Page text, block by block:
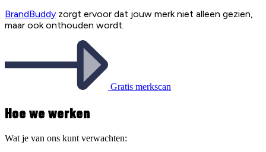
BrandBuddy zorgt ervoor dat jouw merk niet alleen gezien,
maar ook onthouden wordt.
Gratis merkscan
Hoe we werken
Wat je van ons kunt verwachten: